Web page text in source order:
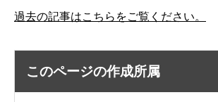
過去の記事はこちらをご覧ください。
このページの作成所属